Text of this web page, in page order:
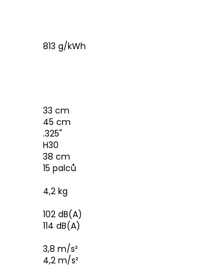
813 g/kWh
33 cm
45 cm
.325"
H30
38 cm
15 palců
4,2 kg
102 dB(A)
114 dB(A)
3,8 m/s²
4,2 m/s²